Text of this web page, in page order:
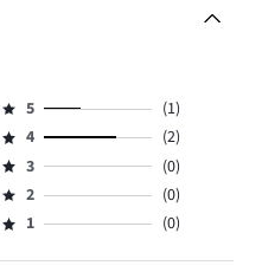
Ocena
5,
ilość
głosów
1.
5
(1)
Ocena
4,
ilość
głosów
4
(2)
Ocena
3,
ilość
3
(0)
Ocena
2,
2
(0)
Ocena
1,
1 (0)